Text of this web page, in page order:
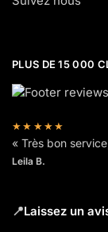
PLUS DE 15 000
★★★★★
« Très bon
Leila B.
📍Laissez un